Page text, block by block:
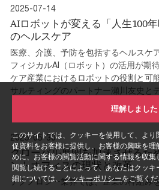
このサイトでは、クッキーを使用して、よ
促資料をお客様に提供し、お客様の興味を
めに、お客様の閲覧活動に関する情報を収集
閲覧し続けることによって、あなたはクッ
細については、クッキーポリシーをご覧く
理解しました
2025-07-14
AIロボットが変える「人生100年
のヘルスケア
医療、介護、予防を包括するヘルスケ
フィジカルAI（ロボット）の活用が期
ケア産業におけるロボットの役割と可
サルティングのパートナー瀬川友史と
2025-05-30
グローバル展開を加速させるた
ントオフィスの現状と改革
テクノロジー業界では、企業の枠組み